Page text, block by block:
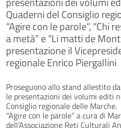
Quaderni del Consiglio
“Agire con le parole”, “Chi
a metà” e “Li matti de
presentazione il
regionale Enrico Piergallini
Proseguono allo stand allestito
le presentazioni dei volumi editi
Consiglio regionale delle Marche.
“Agire con le parole” a cura di
dell’Associazione Reti Culturali